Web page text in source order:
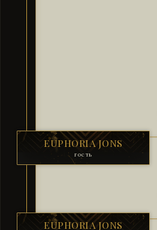
EUPHORIA JONS
гость
EUPHORIA JONS